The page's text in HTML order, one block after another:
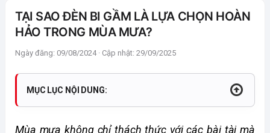
TẠI SAO ĐÈN BI GẦM LÀ LỰA CHỌN HOÀN
HẢO TRONG MÙA MƯA?
Ngày đăng: 09/08/2024 · Cập nhật: 29/09/2025
MỤC LỤC NỘI DUNG:
Mùa mưa không chỉ thách thức với các bài tài mà